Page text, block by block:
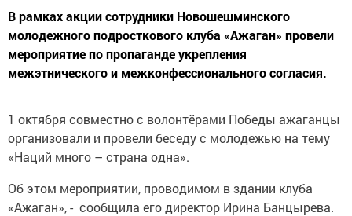
В рамках акции сотрудники Новошешминского
молодежного подросткового клуба «Ажаган» провели
мероприятие по пропаганде укрепления
межэтнического и межконфессионального согласия.
1 октября совместно с волонтёрами Победы ажаганцы
организовали и провели беседу с молодежью на тему
«Наций много – страна одна».
Об этом мероприятии, проводимом в здании клуба
«Ажаган», - сообщила его директор Ирина Банцырева.